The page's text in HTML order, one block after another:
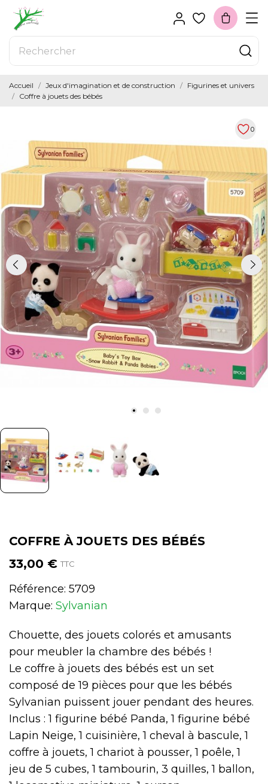
Accueil Jeux d'imagination et de construction
Figurines et univers
Coffre à jouets des bébés
0
COFFRE À JOUETS DES BÉBÉS
33,00 € TTC
Référence: 5709
Marque: Sylvanian
Chouette, des jouets colorés et amusants
pour meubler la chambre des bébés !
Le coffre à jouets des bébés est un set
composé de 19 pièces pour que les bébés
Sylvanian puissent jouer pendant des heures.
Inclus : 1 figurine bébé Panda, 1 figurine bébé
Lapin Neige, 1 cuisinière, 1 cheval à bascule, 1
coffre à jouets, 1 chariot à pousser, 1 poêle, 1
jeu de 5 cubes, 1 tambourin, 3 quilles, 1 ballon,